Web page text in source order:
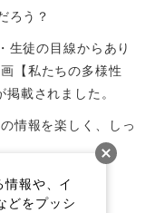
ろう？
徒の⽬線からあり
【私たちの多様性
載されました。
情報を楽しく、しっ
報や、イ
どをプッシ